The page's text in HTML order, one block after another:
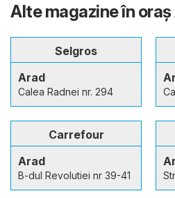
Alte magazine în
Selgros
Arad
Calea Radnei nr. 294
Carrefour
Arad
B-dul Revolutiei nr 39-41